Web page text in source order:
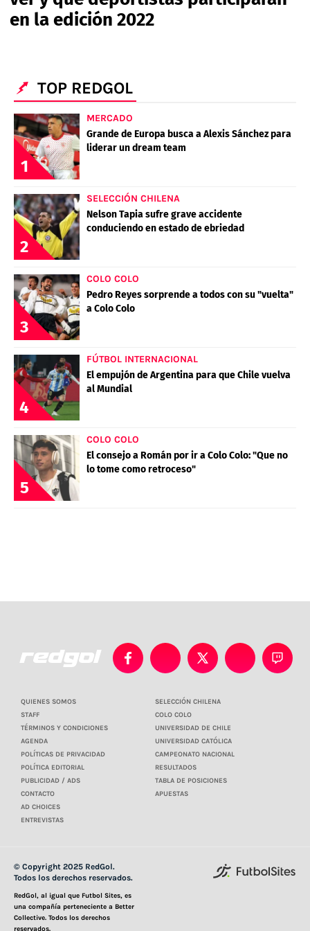
PALESTINO
GUÍAS
APUESTA DEL DÍA
FÚTBOL INTERNACIONAL
COPA SUDAMERICANA
PREMIER LEAGUE
CHAMPIONS LEAGUE
SERIE A
LA LIGA
CHILENOS EN EL EXTERIOR
ALEXIS SANCHEZ
DARIO OSORIO
DAMIAN PIZARRO
TENIS
ELIMINATORIAS CONMEBOL
FEMENINO
QUIENES SOMOS
TÉRMINOS Y CONDICIONES
AGENDA
POLÍTICAS DE PRIVACIDAD
POLÍTICA EDITORIAL
PUBLICIDAD / ADS
CONTACTO
AD CHOICES
ENTREVISTAS
UNIVERSIDAD DE CHILE
TABLA DE POSICIONES
APUESTAS
Términos y Condiciones
Políticas de Privacidad
Ad Choices
en la edición 2022
TOP REDGOL
1
MERCADO
Grande de Europa busca a Alexis Sánchez para
liderar un dream team
2
SELECCIÓN CHILENA
Nelson Tapia sufre grave accidente
conduciendo en estado de ebriedad
3
COLO COLO
Pedro Reyes sorprende a todos con su "vuelta"
a Colo Colo
4
FÚTBOL INTERNACIONAL
El empujón de Argentina para que Chile vuelva
al Mundial
5
COLO COLO
El consejo a Román por ir a Colo Colo: "Que no
lo tome como retroceso"
QUIENES SOMOS
STAFF
TÉRMINOS Y CONDICIONES
AGENDA
POLÍTICAS DE PRIVACIDAD
POLÍTICA EDITORIAL
PUBLICIDAD / ADS
CONTACTO
AD CHOICES
ENTREVISTAS
SELECCIÓN CHILENA
COLO COLO
UNIVERSIDAD DE CHILE
UNIVERSIDAD CATÓLICA
CAMPEONATO NACIONAL
RESULTADOS
TABLA DE POSICIONES
APUESTAS
© Copyright 2025 RedGol.
Todos los derechos reservados.
RedGol, al igual que Futbol Sites, es
una compañía perteneciente a Better
Collective. Todos los derechos
reservados.